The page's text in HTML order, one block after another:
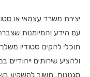
יצירת משרד עצמאי או
עם הידע והמיומנות
תוכלי להקים סטודיו משלך
ולהציע שירותים ייחודיים
סגנונות. חשוב להשקיע